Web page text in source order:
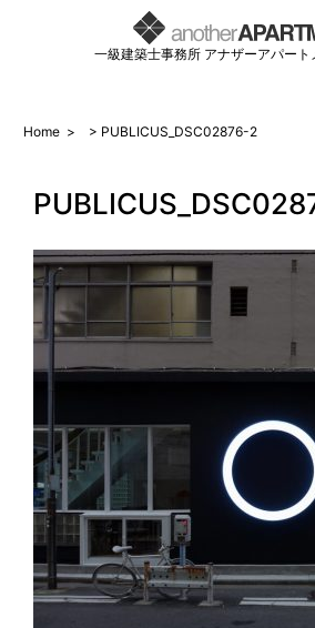
一級建築士事務所 アナザーアパート
Home > > PUBLICUS_DSC02876-2